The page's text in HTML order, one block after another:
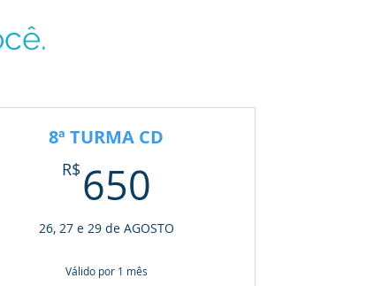
8ª TURMA CD
R$ 650
26, 27 e 29 de AGOSTO
Válido por 1 mês